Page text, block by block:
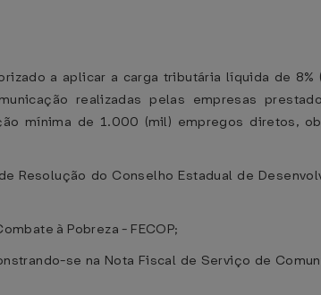
a aplicar a carga tributária líquida de 8%
realizadas pelas empresas
mínima de 1.000 (mil) empregos diretos,
do Conselho Estadual de
à Pobreza - FECOP;
se na Nota Fiscal de Serviço de